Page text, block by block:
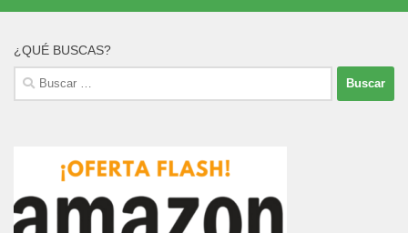
¿QUÉ BUSCAS?
Buscar: